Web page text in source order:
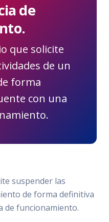
de
que solicite
de un
forma
con una
suspender las
de forma definitiva
de funcionamiento.